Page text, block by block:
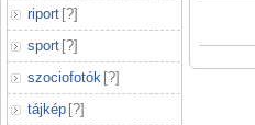
riport [?]
sport [?]
szociofotók [?]
tájkép [?]